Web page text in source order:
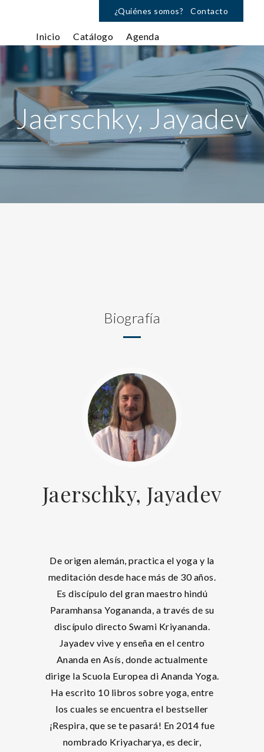
¿Quiénes somos? Contacto
Inicio Catálogo Agenda
Jaerschky, Jayadev
Biografía
Jaerschky, Jayadev
De origen alemán, practica el yoga y la
meditación desde hace más de 30 años.
Es discípulo del gran maestro hindú
Paramhansa Yogananda, a través de su
discípulo directo Swami Kriyananda.
Jayadev vive y enseña en el centro
Ananda en Asís, donde actualmente
dirige la Scuola Europea di Ananda Yoga.
Ha escrito 10 libros sobre yoga, entre
los cuales se encuentra el bestseller
¡Respira, que se te pasará! En 2014 fue
nombrado Kriyacharya, es decir,